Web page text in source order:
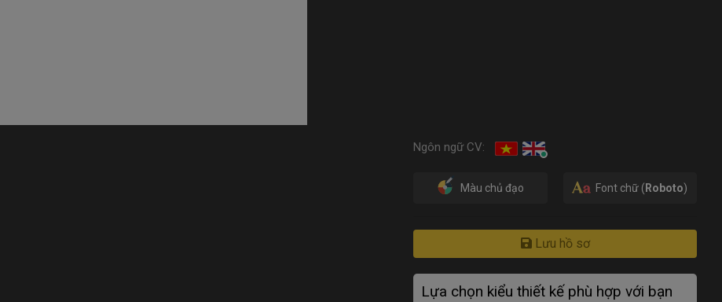
Ngôn ngữ CV:
Màu chủ đạo Font chữ ( Roboto)
Lưu hồ sơ
Lựa chọn kiểu thiết kế phù hợp với bạn